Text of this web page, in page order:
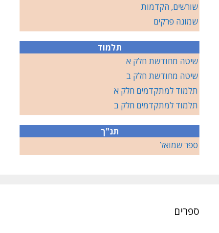
שורשים, הקדמות
שמונה פרקים
תלמוד
שיטה מחודשת חלק א
שיטה מחודשת חלק ב
תלמוד למתקדמים חלק א
תלמוד למתקדמים חלק ב
תנ"ך
ספר שמואל
ספרים